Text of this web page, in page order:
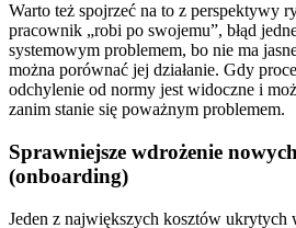
Warto też spojrzeć na to z perspektywy
pracownik „robi po swojemu”, błąd
systemowym problemem, bo nie ma
można porównać jej działanie. Gdy
odchylenie od normy jest widoczne i
zanim stanie się poważnym problemem.
Sprawniejsze wdrożenie
(onboarding)
Jeden z największych kosztów ukrytych